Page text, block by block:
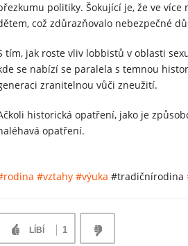
politiky. Šokující je, že ve
což zdůrazňovalo nebezpečné
tím, jak roste vliv lobbistů v oblasti
se nabízí se paralela s temnou
zranitelnou vůči zneužití.
historická opatření, jako je
opatření.
#vztahy #výuka #tradičnírodina
LÍBÍ 1